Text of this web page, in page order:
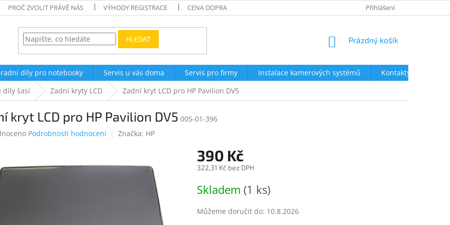
PROČ ZVOLIT PRÁVĚ NÁS VÝHODY REGISTRACE CENA DOPRAVY OBCHODNÍ PODMÍNKY
Přihlášení
HLEDAT
NÁKUPNÍ
Prázdný košík
díly pro notebooky Servis u vás doma Servis pro firmy Instalace kamerových systémů
Kontakty
díly šasí Zadní kryty LCD Zadní kryt LCD pro HP Pavilion DV5
kryt LCD pro HP Pavilion DV5 005-01-396
Podrobnosti hodnocení Značka: HP
390 Kč
322,31 Kč bez DPH
cena:
Skladem (1 ks)
Můžeme doručit do: 10.8.2026